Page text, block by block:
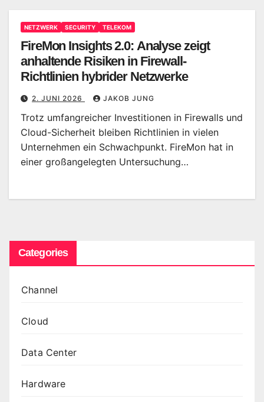
NETZWERK SECURITY TELEKOM
FireMon Insights 2.0: Analyse zeigt
anhaltende Risiken in Firewall-
Richtlinien hybrider Netzwerke
2. JUNI 2026 JAKOB JUNG
Trotz umfangreicher Investitionen in Firewalls und
Cloud-Sicherheit bleiben Richtlinien in vielen
Unternehmen ein Schwachpunkt. FireMon hat in
einer großangelegten Untersuchung…
Categories
Channel
Cloud
Data Center
Hardware